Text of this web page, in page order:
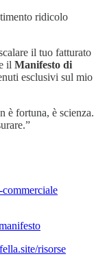
ridicolo
il tuo fatturato
il Manifesto di
esclusivi sul mio
è fortuna, è scienza.
commerciale
risorse